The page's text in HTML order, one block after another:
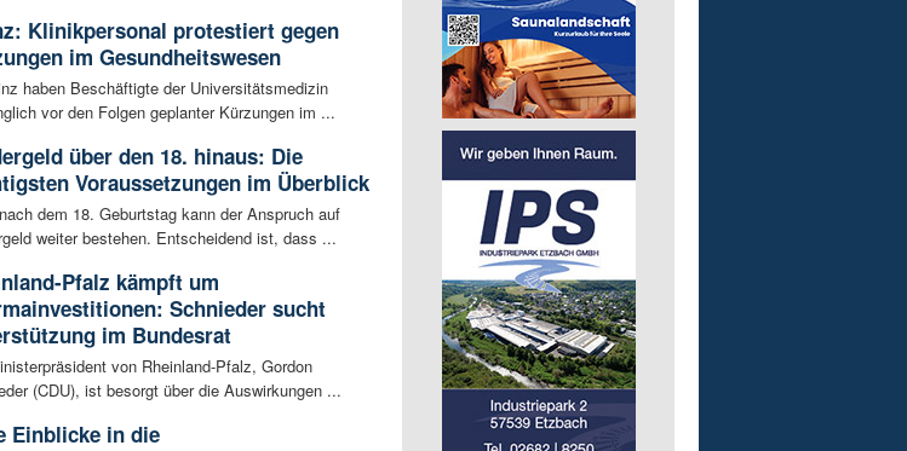
Klinikpersonal protestiert gegen
im Gesundheitswesen
haben Beschäftigte der Universitätsmedizin
vor den Folgen geplanter Kürzungen im ...
über den 18. hinaus: Die
Voraussetzungen im Überblick
dem 18. Geburtstag kann der Anspruch auf
weiter bestehen. Entscheidend ist, dass ...
Pfalz kämpft um
Schnieder sucht
im Bundesrat
von Rheinland-Pfalz, Gordon
(CDU), ist besorgt über die Auswirkungen ...
Einblicke in die